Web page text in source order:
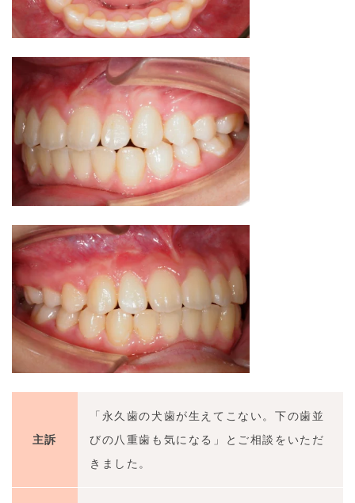
主訴
「永久歯の犬歯が生えてこない。下の歯並
びの八重歯も気になる」とご相談をいただ
きました。